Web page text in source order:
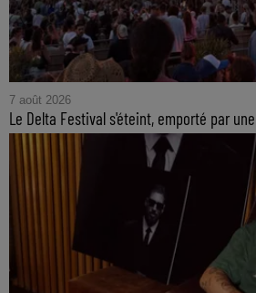
7 août 2026
Le Delta Festival s'éteint, emporté par